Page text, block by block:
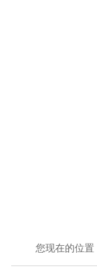
您现在的位置